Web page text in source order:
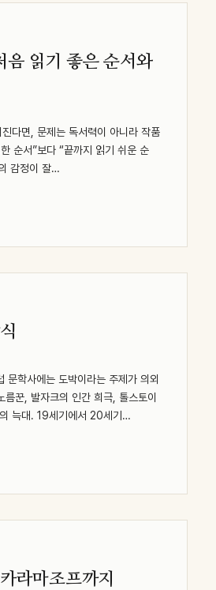
음 읽기 좋은 순서와
다면, 문제는 독서력이 아니라 작품
순서”보다 “끝까지 읽기 쉬운 순
감정이 잘…
학사에는 도박이라는 주제가 의외
꾼, 발자크의 인간 희극, 톨스토이
늑대. 19세기에서 20세기…
라마조프까지